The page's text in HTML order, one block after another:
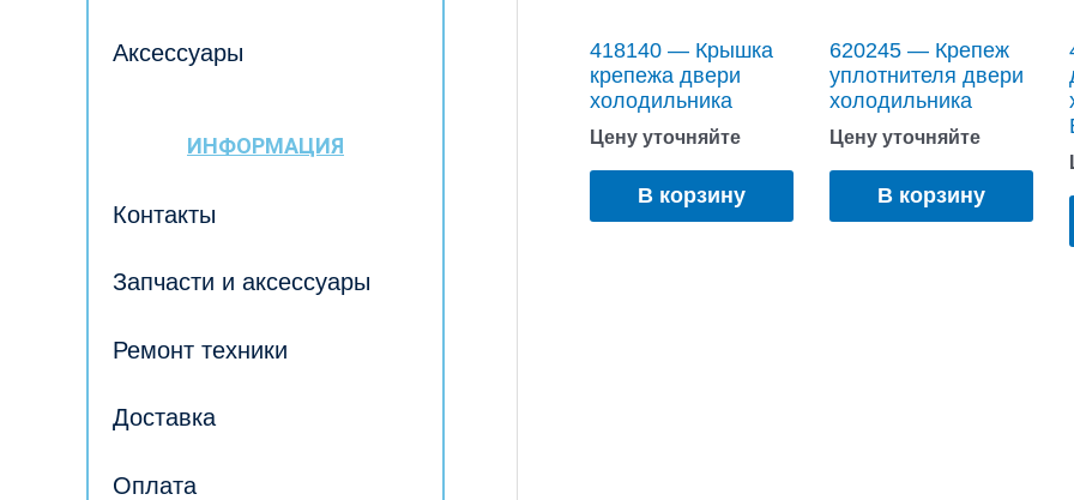
Аксессуары
ИНФОРМАЦИЯ
Контакты
Запчасти и аксессуары
Ремонт техники
Доставка
Оплата
418140 — Крышка
крепежа двери
холодильника
Цену уточняйте
В корзину
620245 — Крепеж
уплотнителя двери
холодильника
Цену уточняйте
В корзину